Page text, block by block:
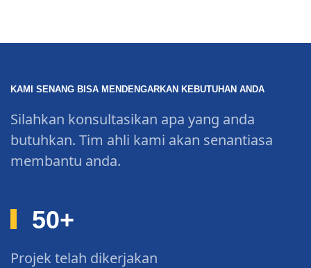
KAMI SENANG BISA MENDENGARKAN KEBUTUHAN ANDA
Silahkan konsultasikan apa yang anda
butuhkan. Tim ahli kami akan senantiasa
membantu anda.
50+
Projek telah dikerjakan